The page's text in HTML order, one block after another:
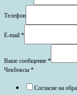
Телефон
E-mail *
Ваше сообщение *
Чекбоксы *
Согласие на